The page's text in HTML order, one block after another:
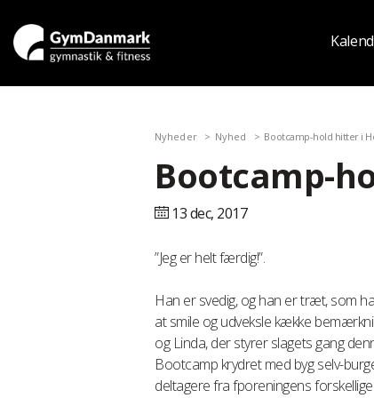
Nyheder Nyhed Bootcamp-hold hitter i
Bootcamp-
13 dec, 2017
”Jeg er helt færdig!”.
Han er svedig, og han er træt, som
at smile og udveksle kække
og Linda, der styrer slagets gang
Bootcamp krydret med byg selv-
deltagere fra fporeningens